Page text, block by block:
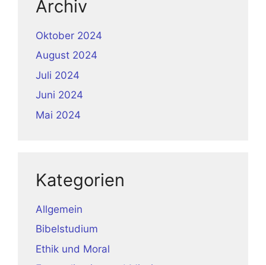
Archiv
Oktober 2024
August 2024
Juli 2024
Juni 2024
Mai 2024
Kategorien
Allgemein
Bibelstudium
Ethik und Moral